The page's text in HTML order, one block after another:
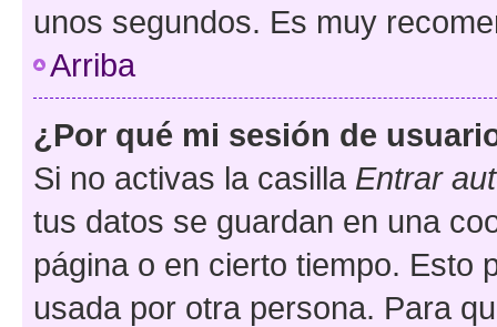
unos segundos. Es muy
Arriba
¿Por qué mi sesión de
Si no activas la casilla Entrar
tus datos se guardan en una
página o en cierto tiempo. Esto
usada por otra persona. Para